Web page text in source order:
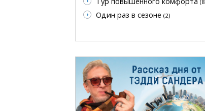
Один раз в сезоне (2)